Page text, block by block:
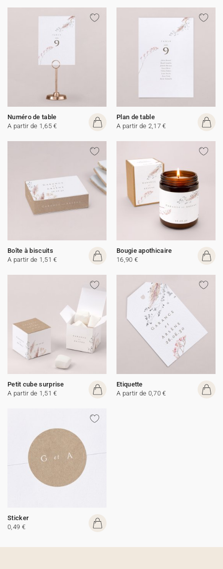
Numéro de table
A partir de 1,65 €
Plan de table
A partir de 2,17 €
Boîte à biscuits
A partir de 1,51 €
Bougie apothicaire
16,90 €
Petit cube surprise
A partir de 1,51 €
Etiquette
A partir de 0,70 €
Sticker
0,49 €